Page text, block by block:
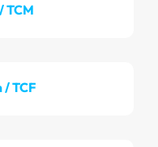
TCM
/ TCF